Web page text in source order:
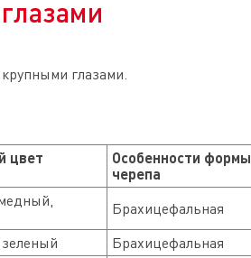
глазами.
цвет
Особенности формы
черепа
Брахицефальная
Брахицефальная